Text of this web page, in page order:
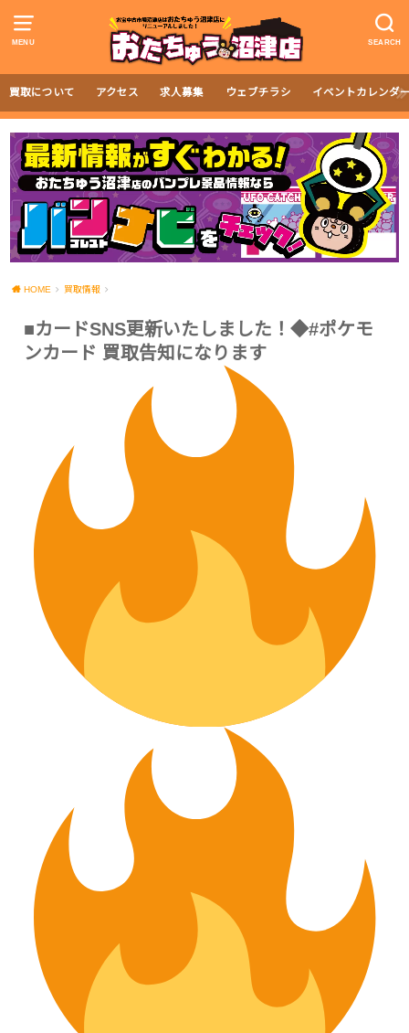
MENU SEARCH
買取について アクセス 求人募集 ウェブチラシ イベントカレンダ
HOME 買取情報
■カードSNS更新いたしました！◆#ポケモ
ンカード 買取告知になります